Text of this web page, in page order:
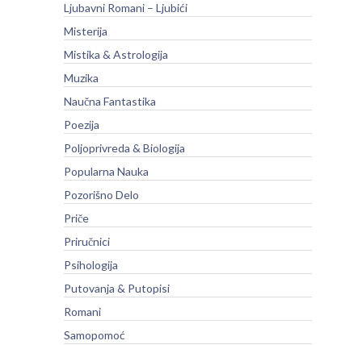
Ljubavni Romani – Ljubići
Misterija
Mistika & Astrologija
Muzika
Naučna Fantastika
Poezija
Poljoprivreda & Biologija
Popularna Nauka
Pozorišno Delo
Priče
Priručnici
Psihologija
Putovanja & Putopisi
Romani
Samopomoć